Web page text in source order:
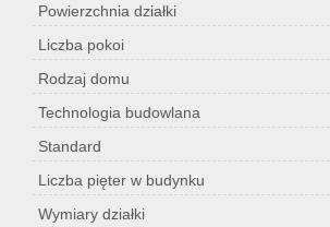
Powierzchnia działki
Liczba pokoi
Rodzaj domu
Technologia budowlana
Standard
Liczba pięter w budynku
Wymiary działki